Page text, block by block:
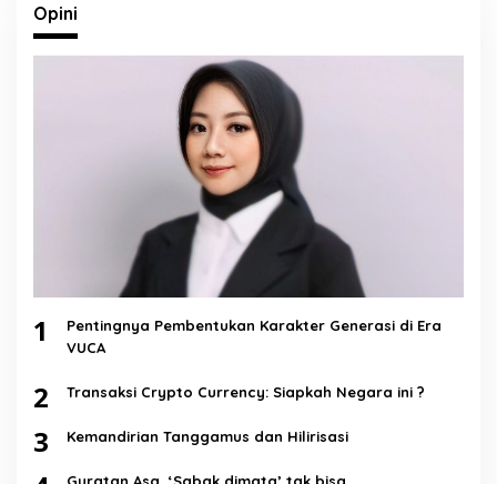
Opini
1
Pentingnya Pembentukan Karakter Generasi di Era
VUCA
2 Transaksi Crypto Currency: Siapkah Negara ini ?
3 Kemandirian Tanggamus dan Hilirisasi